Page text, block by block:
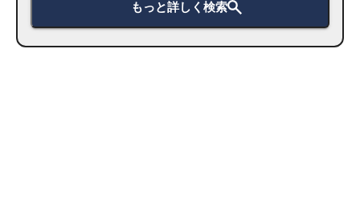
もっと詳しく検索